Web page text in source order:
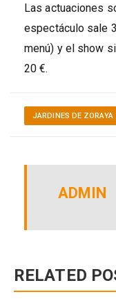
Las actuaciones
espectáculo sale
menú) y el show
20 €.
JARDINES DE ZORAYA
ADMIN
RELATED